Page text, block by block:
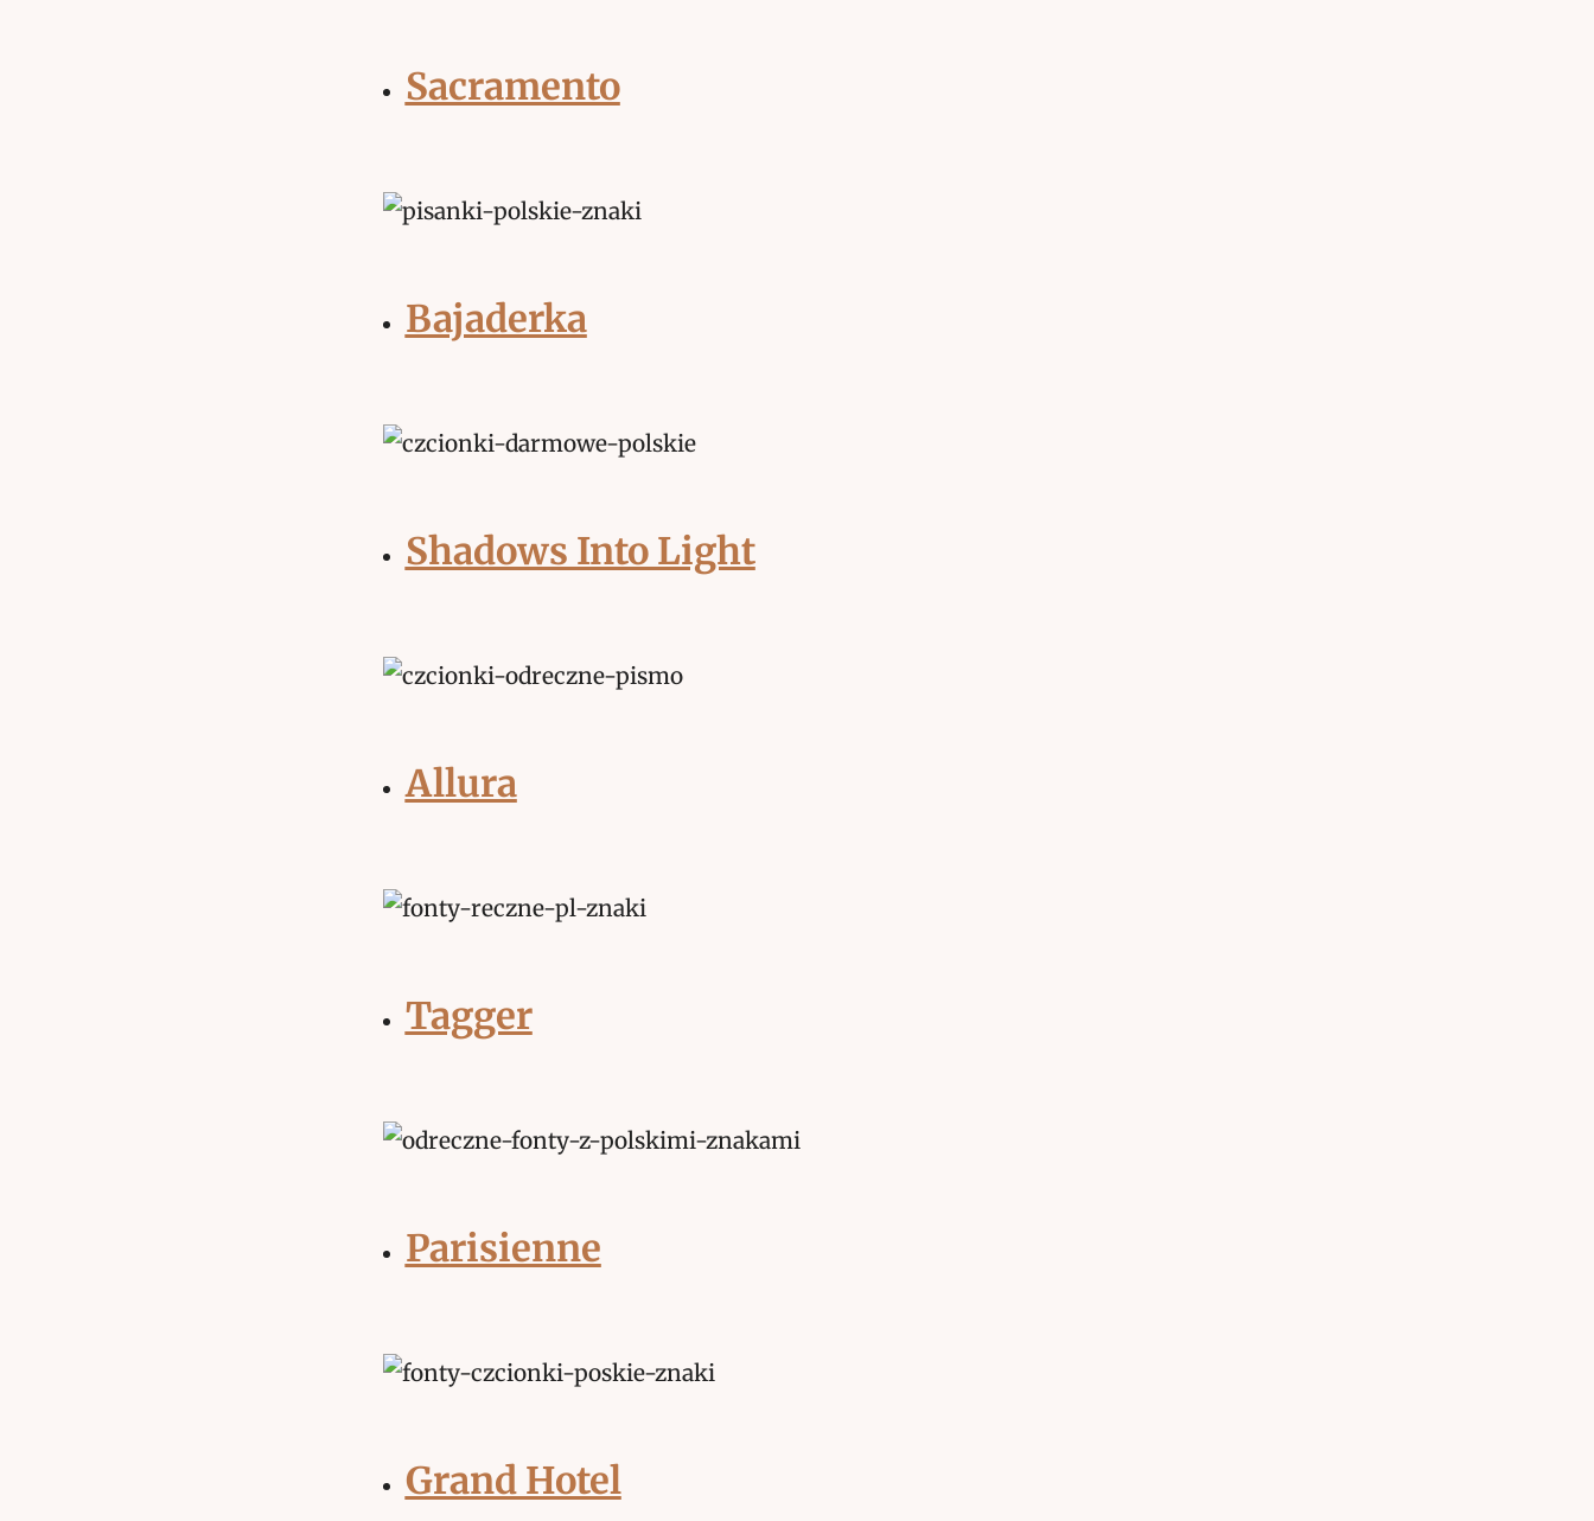
Sacramento
Bajaderka
Shadows Into Light
Allura
Tagger
Parisienne
Grand Hotel